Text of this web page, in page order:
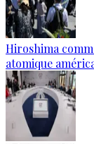
Hiroshima
atomique